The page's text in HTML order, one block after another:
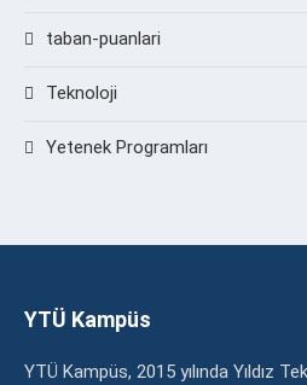
taban-puanlari
Teknoloji
Yetenek Programları
YTÜ Kampüs
YTÜ Kampüs, 2015 yılında Yıldız